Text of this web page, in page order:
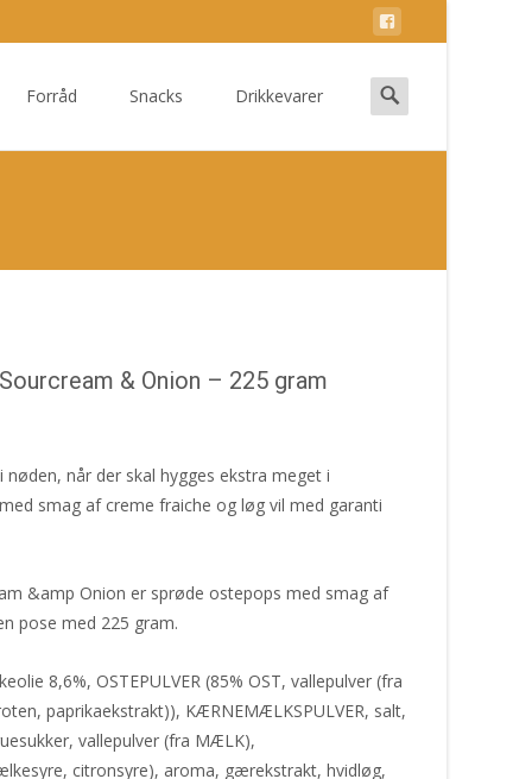
Forråd Snacks Drikkevarer
Search
for:
& Onion – 225 gram
nøden, når der skal hygges ekstra meget i
smag af creme fraiche og løg vil med garanti
&amp Onion er sprøde ostepops med smag af
pose med 225 gram.
8,6%, OSTEPULVER (85% OST, vallepulver (fra
paprikaekstrakt)), KÆRNEMÆLKSPULVER, salt,
vallepulver (fra MÆLK),
citronsyre), aroma, gærekstrakt, hvidløg,